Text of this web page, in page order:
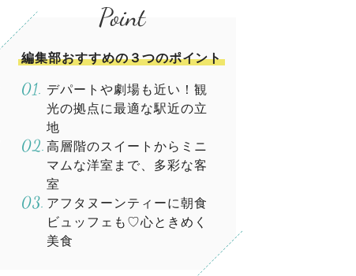
編集部おすすめの３つのポイント
デパートや劇場も近い！観
光の拠点に最適な駅近の立
地
高層階のスイートからミニ
マムな洋室まで、多彩な客
室
アフタヌーンティーに朝食
ビュッフェも♡心ときめく
美食